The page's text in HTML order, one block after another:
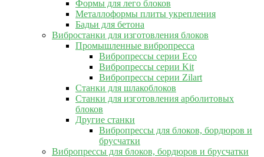
Формы для лего блоков
Металлоформы плиты укрепления
Бадьи для бетона
Вибростанки для изготовления блоков
Промышленные вибропресса
Вибропрессы серии Eco
Вибропрессы серии Kit
Вибропрессы серии Zilart
Станки для шлакоблоков
Станки для изготовления арболитовых
блоков
Другие станки
Вибропрессы для блоков, бордюров и
брусчатки
Вибропрессы для блоков, бордюров и брусчатки